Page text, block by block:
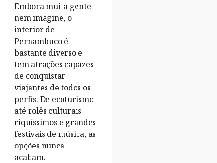
Embora muita gente
nem imagine, o
interior de
Pernambuco é
bastante diverso e
tem atrações capazes
de conquistar
viajantes de todos os
perfis. De ecoturismo
até rolês culturais
riquíssimos e grandes
festivais de música, as
opções nunca
acabam.